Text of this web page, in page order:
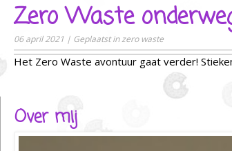
Zero Waste
06 april 2021 | Geplaatst inzero waste
Het Zero Waste avontuur gaat verder!
Over mij